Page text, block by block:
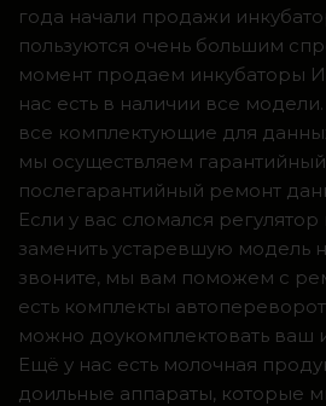
года начали продажи
пользуются очень большим
момент продаем инкубаторы
нас есть в наличии все
все комплектующие для
мы осуществляем
послегарантийный ремонт
Если у вас сломался регулятор
заменить устаревшую модель
звоните, мы вам поможем с
есть комплекты
можно доукомплектовать ваш
Ещё у нас есть молочная
доильные аппараты, которые